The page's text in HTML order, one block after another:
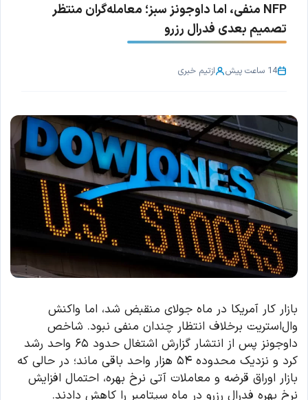
NFP منفی، اما داوجونز سبز؛ معامله‌گران منتظر
تصمیم بعدی فدرال رزرو
14 ساعت پیش ازتیم خبری
بازار کار آمریکا در ماه جولای منقبض شد، اما واکنش
وال‌استریت برخلاف انتظار چندان منفی نبود. شاخص
داوجونز پس از انتشار گزارش اشتغال حدود ۶۵ واحد رشد
کرد و نزدیک محدوده ۵۴ هزار واحد باقی ماند؛ در حالی که
بازار اوراق قرضه و معاملات آتی نرخ بهره، احتمال افزایش
نرخ بهره فدرال رزرو در ماه سپتامبر را کاهش دادند.